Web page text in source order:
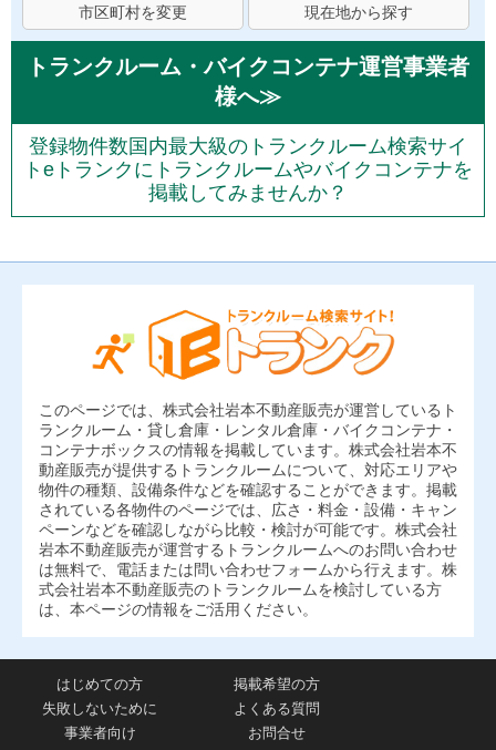
市区町村を変更 現在地から探す
トランクルーム・バイクコンテナ運営事業者
様へ≫
登録物件数国内最大級のトランクルーム検索サイ
トeトランクにトランクルームやバイクコンテナを
掲載してみませんか？
このページでは、株式会社岩本不動産販売が運営しているト
ランクルーム・貸し倉庫・レンタル倉庫・バイクコンテナ・
コンテナボックスの情報を掲載しています。株式会社岩本不
動産販売が提供するトランクルームについて、対応エリアや
物件の種類、設備条件などを確認することができます。掲載
されている各物件のページでは、広さ・料金・設備・キャン
ペーンなどを確認しながら比較・検討が可能です。株式会社
岩本不動産販売が運営するトランクルームへのお問い合わせ
は無料で、電話または問い合わせフォームから行えます。株
式会社岩本不動産販売のトランクルームを検討している方
は、本ページの情報をご活用ください。
はじめての方
掲載希望の方
失敗しないために
よくある質問
事業者向け
お問合せ